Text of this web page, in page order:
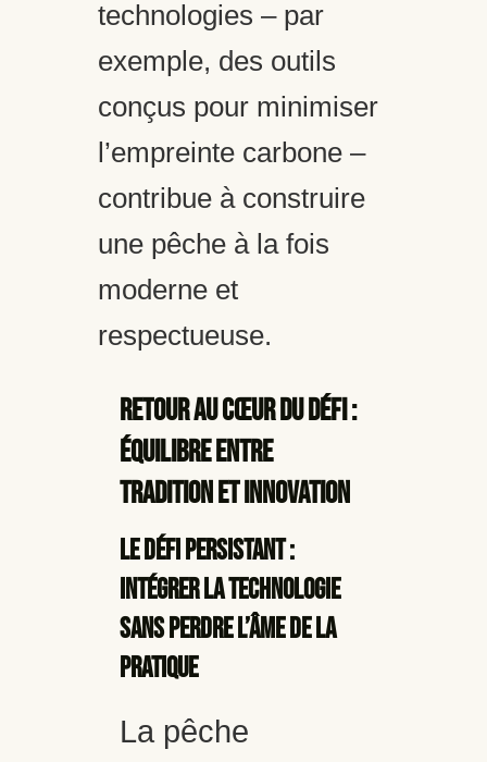
technologies – par
exemple, des outils
conçus pour minimiser
l’empreinte carbone –
contribue à construire
une pêche à la fois
moderne et
respectueuse.
Retour au Cœur du Défi :
Équilibre entre
Tradition et Innovation
Le défi persistant :
intégrer la technologie
sans perdre l’âme de la
pratique
La pêche